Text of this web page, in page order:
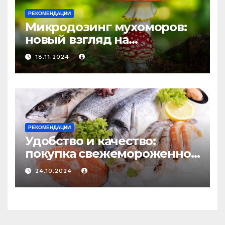
РЕКОМЕНДАЦИИ
Микродозинг мухоморов:
новый взгляд на
психоделику
18.11.2024
РЕКОМЕНДАЦИИ
Удобство и качество:
покупка свежемороженной
рыбы онлайн
24.10.2024